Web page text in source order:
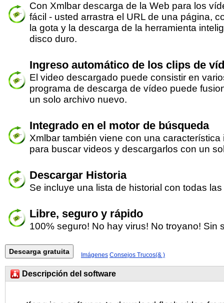
Con Xmlbar descarga de la Web para los
fácil - usted arrastra el URL de una página,
la gota y la descarga de la herramienta
disco duro.
Ingreso automático de los clips de
El video descargado puede consistir en
programa de descarga de vídeo puede
un solo archivo nuevo.
Integrado en el motor de búsqueda
Xmlbar también viene con una
para buscar videos y descargarlos con un
Descargar Historia
Se incluye una lista de historial con todas
Libre, seguro y rápido
100% seguro! No hay virus! No troyano! Sin
Imágenes Consejos Trucos(& )
Descripción del software